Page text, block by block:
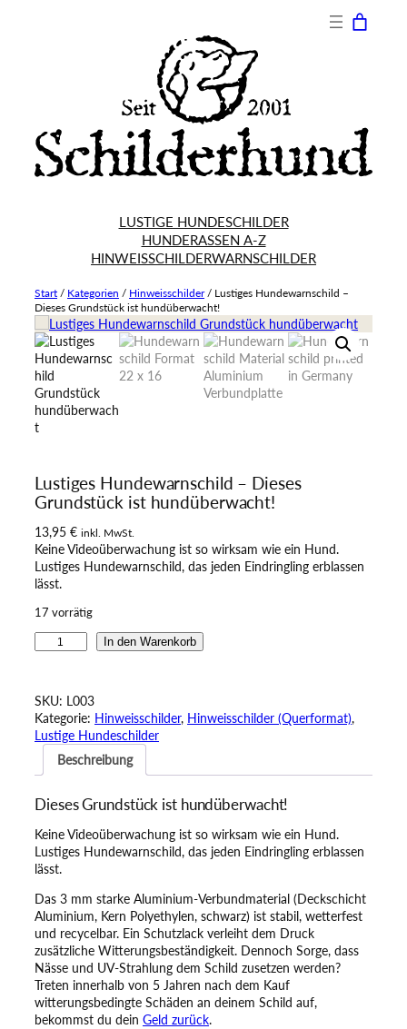
LUSTIGE HUNDESCHILDER
HUNDERASSEN A-Z
HINWEISSCHILDERWARNSCHILDER
Start / Kategorien / Hinweisschilder/ Lustiges Hundewarnschild –
Dieses Grundstück ist hundüberwacht!
Lustiges Hundewarnschild – Dieses
Grundstück ist hundüberwacht!
13,95 € inkl. MwSt.
Keine Videoüberwachung ist so wirksam wie ein Hund.
Lustiges Hundewarnschild, das jeden Eindringling erblassen
lässt.
17 vorrätig
i
g
e
H
u
n
d
e
w
r
n
s
c
h
i
l
d
In den Warenkorb
SKU: L003
Kategorie: Hinweisschilder, Hinweisschilder (Querformat)
Lustige Hundeschilder
Beschreibung
Dieses Grundstück ist hundüberwacht!
Keine Videoüberwachung ist so wirksam wie ein Hund.
Lustiges Hundewarnschild, das jeden Eindringling erblassen
lässt.
Das 3 mm starke Aluminium-Verbundmaterial (Deckschicht
Aluminium, Kern Polyethylen, schwarz) ist stabil, wetterfest
und recycelbar. Ein Schutzlack verleiht dem Druck
zusätzliche Witterungsbeständigkeit. Dennoch Sorge, dass
Nässe und UV-Strahlung dem Schild zusetzen werden?
Treten innerhalb von 5 Jahren nach dem Kauf
witterungsbedingte Schäden an deinem Schild auf,
bekommst du dein Geld zurück.